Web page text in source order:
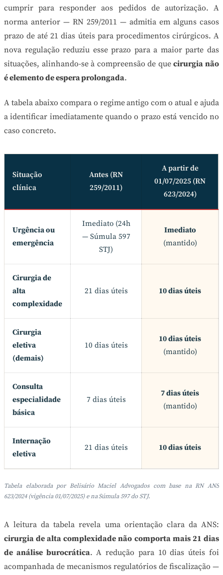
cumprir para responder aos pedidos de autorização. A
norma anterior — RN 259/2011 — admitia em alguns casos
prazo de até 21 dias úteis para procedimentos cirúrgicos. A
nova regulação reduziu esse prazo para a maior parte das
situações, alinhando-se à compreensão de quecirurgia não
é elemento de espera prolongada.
A tabela abaixo compara o regime antigo com o atual e ajuda
a identificar imediatamente quando o prazo está vencido no
caso concreto.
Situação
clínica
Antes (RN
259/2011)
A partir de
01/07/2025 (RN
623/2024)
Urgência ou
emergência
Imediato (24h
— Súmula 597
STJ)
Imediato
(mantido)
Cirurgia de
alta
complexidade
21 dias úteis 10 dias úteis
Cirurgia
eletiva
(demais)
10 dias úteis
10 dias úteis
(mantido)
Consulta
especialidade
básica
7 dias úteis
7 dias úteis
(mantido)
Internação
eletiva
21 dias úteis 10 dias úteis
Tabela elaborada por Belisário Maciel Advogados com base na RN ANS
623/2024 (vigência 01/07/2025) e na Súmula 597 do STJ.
A leitura da tabela revela uma orientação clara da ANS:
cirurgia de alta complexidade não comporta mais 21 dias
de análise burocrática. A redução para 10 dias úteis foi
acompanhada de mecanismos regulatórios de fiscalização —